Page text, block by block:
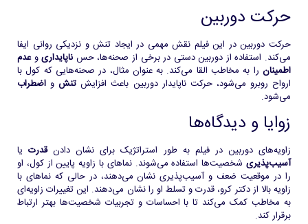
حرکت دوربین
حرکت دوربین در این فیلم نقش مهمی در ایجاد تنش و نزدیکی روانی ایفا
می‌کند. استفاده از دوربین دستی در برخی از صحنه‌ها، حس ناپایداریوعدم
اطمینان را به مخاطب القا می‌کند. به عنوان مثال، در صحنه‌هایی که کول با
ارواح روبرو می‌شود، حرکت ناپایدار دوربین باعث افزایش تنشو اضطراب
می‌شود.
زوایا و دیدگاه‌ها
زاویه‌های دوربین در فیلم به طور استراتژیک برای نشان دادنقدرتیا
آسیب‌پذیری شخصیت‌ها استفاده می‌شوند. نماهای با زاویه پایین از کول، او
را در موقعیت ضعف و آسیب‌پذیری نشان می‌دهند، در حالی که نماهای با
زاویه بالا از دکتر کرو، قدرت و تسلط او را نشان می‌دهند. این تغییرات زاویه‌ای
به مخاطب کمک می‌کند تا با احساسات و تجربیات شخصیت‌ها بهتر ارتباط
برقرار کند.